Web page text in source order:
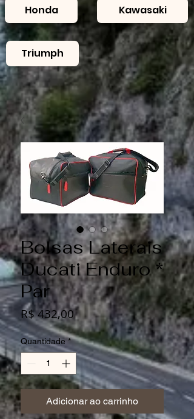
Honda Kawasaki
Triumph
Bolsas Laterais
Ducati Enduro *
Par
R$ 432,00Preço
Quantidade *
Adicionar ao carrinho